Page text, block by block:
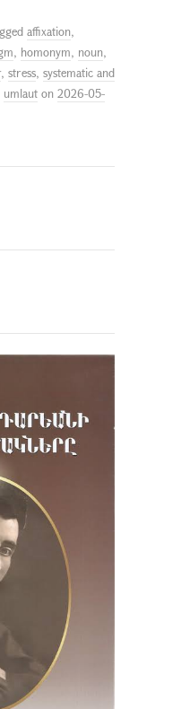
affixation,
, homonym, noun,
, stress, systematic and
umlaut on 2026-05-